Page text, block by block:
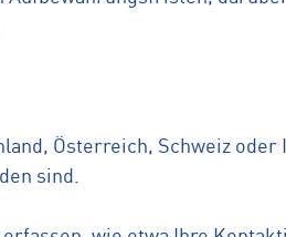
Österreich, Schweiz
sind.